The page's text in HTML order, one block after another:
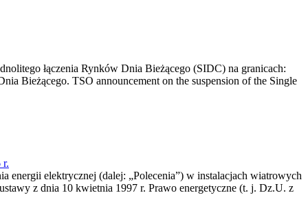
łączenia Rynków Dnia Bieżącego (SIDC) na granicach:
Bieżącego. TSO announcement on the suspension of the Single
r.
energii elektrycznej (dalej: „Polecenia”) w instalacjach wiatrowych
z dnia 10 kwietnia 1997 r. Prawo energetyczne (t. j. Dz.U. z